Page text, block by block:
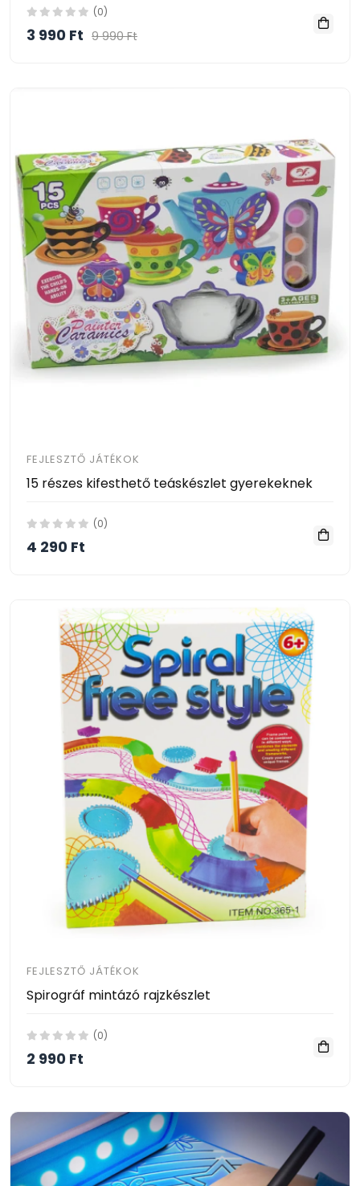
(0)
3 990 Ft 9 990 Ft
FEJLESZTŐ JÁTÉKOK
15 részes kifesthető teáskészlet gyerekeknek
(0)
4 290 Ft
FEJLESZTŐ JÁTÉKOK
Spirográf mintázó rajzkészlet
(0)
2 990 Ft